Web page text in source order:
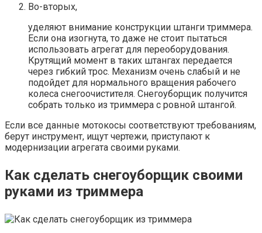
Во-вторых,
уделяют внимание конструкции штанги триммера.
Если она изогнута, то даже не стоит пытаться
использовать агрегат для переоборудования.
Крутящий момент в таких штангах передается
через гибкий трос. Механизм очень слабый и не
подойдет для нормального вращения рабочего
колеса снегоочистителя. Снегоуборщик получится
собрать только из триммера с ровной штангой.
Если все данные мотокосы соответствуют требованиям,
берут инструмент, ищут чертежи, приступают к
модернизации агрегата своими руками.
Как сделать снегоуборщик своими
руками из триммера